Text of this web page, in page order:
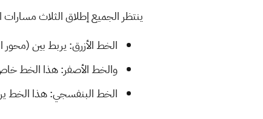
ينتظر الجميع إطلاق الثلاث مسارات الخاصة بالمترو
الخط الأزرق: يربط بين (محور
والخط الأصفر: هذا الخط خاص
الخط البنفسجي: هذا الخط يربط مسافة قدرها (30 كيلو متر) وخاص